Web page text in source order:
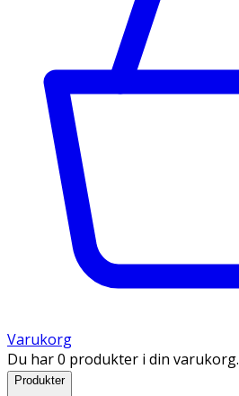
Varukorg
Du har 0 produkter i din varukorg.
Produkter